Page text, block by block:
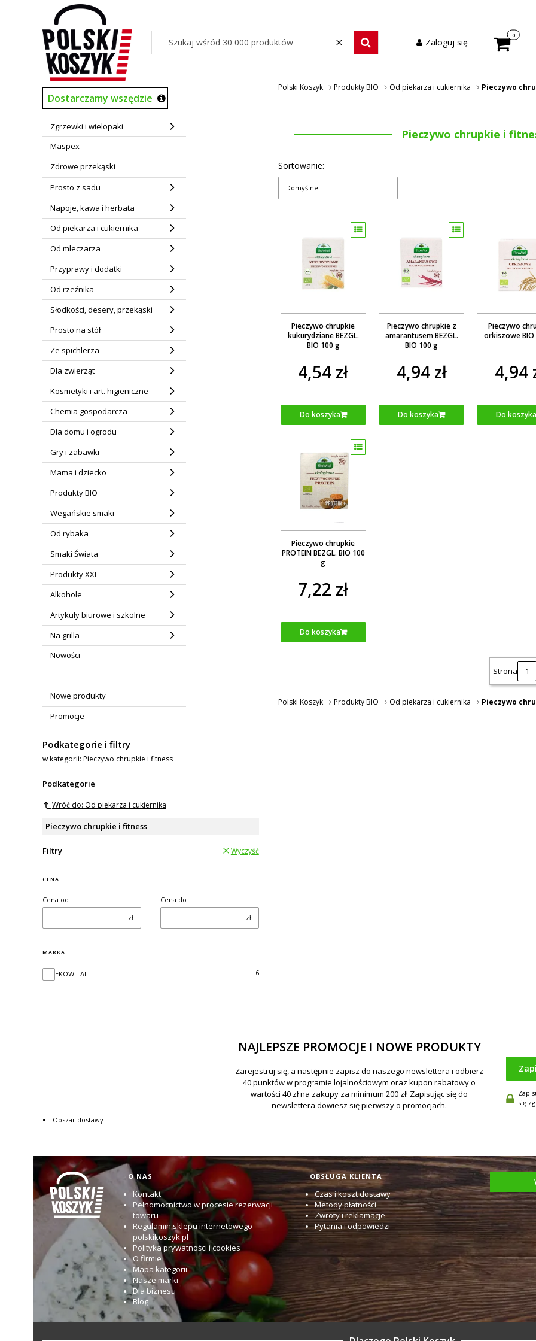
WyczyśćSzukaj wśród 30 000 produktów
Zaloguj się Produkty
Dostarczamy wszędzie
Zgrzewki i wielopaki
Maspex
Zdrowe przekąski
Prosto z sadu
Napoje, kawa i herbata
Od piekarza i cukiernika
Od mleczarza
Przyprawy i dodatki
Od rzeźnika
Słodkości, desery, przekąski
Prosto na stół
Ze spichlerza
Dla zwierząt
Kosmetyki i art. higieniczne
Chemia gospodarcza
Dla domu i ogrodu
Gry i zabawki
Mama i dziecko
Produkty BIO
Wegańskie smaki
Od rybaka
Smaki Świata
Produkty XXL
Alkohole
Artykuły biurowe i szkolne
Na grilla
Nowości
Nowe produkty
Promocje
Podkategorie i filtry
w kategorii: Pieczywo chrupkie i fitness
Podkategorie
Wróć do: Od piekarza i cukiernika
Pieczywo chrupkie i fitness
Filtry Wyczyść
CENA
Cena od
zł
Cena do
zł
MARKA
MarkaEKOWITAL 6
Polski Koszyk Produkty BIO Od piekarza i cukiernika Pieczywo
Pieczywo chrupkie i
Sortowanie:
Domyślne
Pieczywo chrupkie
kukurydziane BEZGL.
BIO 100 g
4,54 zł
Do koszyka
Pieczywo chrupkie z
amarantusem BEZGL.
BIO 100 g
4,94 zł
Do koszyka
Pieczywo
orkiszowe BIO
4,94
Do
Pieczywo chrupkie
PROTEIN BEZGL. BIO 100
g
7,22 zł
Do koszyka
Strona
Polski Koszyk Produkty BIO Od piekarza i cukiernika Pieczywo
NAJLEPSZE PROMOCJE I NOWE PRODUKTY
się
Obszar dostawy
Linki w stopce
O NAS
Kontakt
Pełnomocnictwo w procesie rezerwacji
towaru
Regulamin sklepu internetowego
polskikoszyk.pl
Polityka prywatności i cookies
O firmie
Mapa kategorii
Nasze marki
Dla biznesu
Blog
OBSŁUGA KLIENTA
Czas i koszt dostawy
Metody płatności
Zwroty i reklamacje
Pytania i odpowiedzi